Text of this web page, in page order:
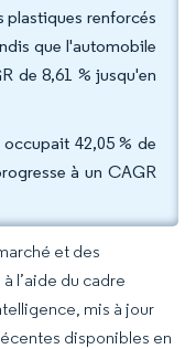
plastiques renforcés
que l'automobile
de 8,61 % jusqu'en
42,05 % de
à un CAGR
et des
l’aide du cadre
mis à jour
disponibles en